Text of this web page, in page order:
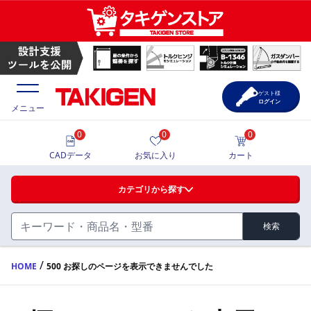
ハンドル・取手・つまみ・周辺機器
FA・A
蝶番・ステー・周辺機器
価格一覧
製品カタログ
メニュー
カテゴリから探す
検索
0
CADデータ
0
お気に入り
0
カート
ゲスト様
ログイン
HOME / 500 お探しのページを表示できませんでした